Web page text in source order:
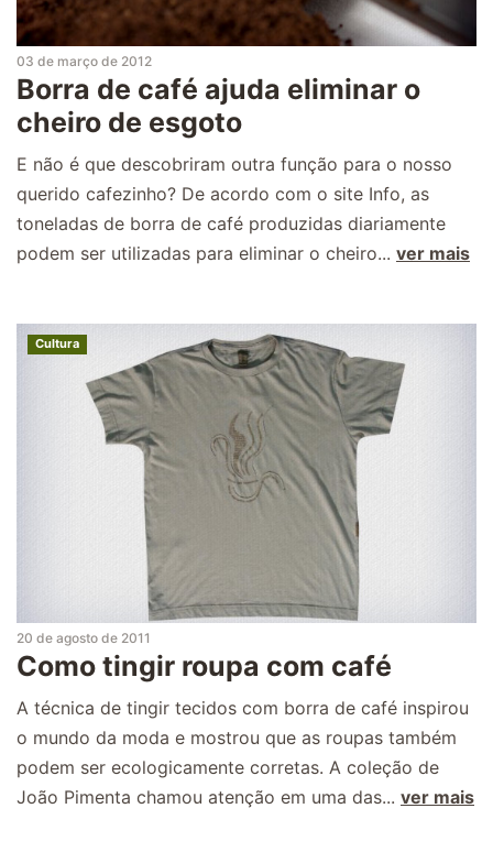
03 de março de 2012
Borra de café ajuda eliminar o
cheiro de esgoto
E não é que descobriram outra função para o nosso
querido cafezinho? De acordo com o site Info, as
toneladas de borra de café produzidas diariamente
podem ser utilizadas para eliminar o cheiro... ver mais
Cultura
20 de agosto de 2011
Como tingir roupa com café
A técnica de tingir tecidos com borra de café inspirou
o mundo da moda e mostrou que as roupas também
podem ser ecologicamente corretas. A coleção de
João Pimenta chamou atenção em uma das... ver mais